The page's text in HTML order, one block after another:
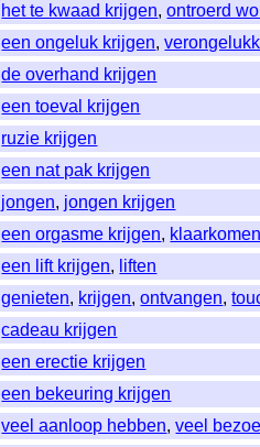
het te kwaad krijgen,ontroerd
een ongeluk krijgen,
de overhand krijgen
een toeval krijgen
ruzie krijgen
een nat pak krijgen
jongen, jongen krijgen
een orgasme krijgen,
een lift krijgen, liften
genieten, krijgen,ontvangen,
cadeau krijgen
een erectie krijgen
een bekeuring krijgen
veel aanloop hebben,veel